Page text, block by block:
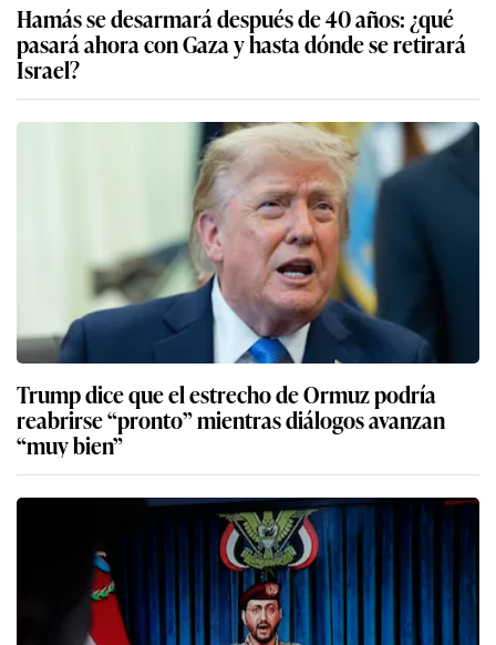
Hamás se desarmará después de 40 años: ¿qué
pasará ahora con Gaza y hasta dónde se retirará
Israel?
Trump dice que el estrecho de Ormuz podría
reabrirse “pronto” mientras diálogos avanzan
“muy bien”